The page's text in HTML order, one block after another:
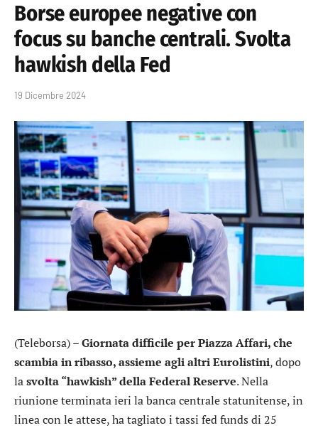
Borse europee negative con
focus su banche centrali. Svolta
hawkish della Fed
19 Dicembre 2024
(Teleborsa) –Giornata difficile per Piazza Affari, che
scambia in ribasso, assieme agli altri Eurolistini, dopo
lasvolta “hawkish” della Federal Reserve. Nella
riunione terminata ieri la banca centrale statunitense, in
linea con le attese, ha tagliato i tassi fed funds di 25